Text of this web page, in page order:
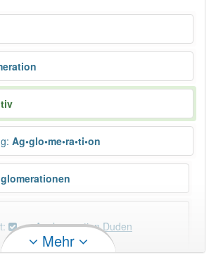
: Ag•glo•me•ra•ti•on
Agglomeration Duden
Mehr